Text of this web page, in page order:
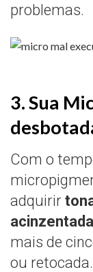
problemas.
3. Sua
Com o
adquirir
mais de
ou retocada.